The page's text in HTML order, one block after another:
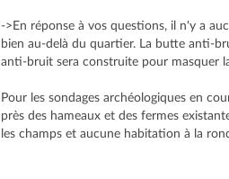
->En réponse à vos questions, il n'y a
bien au-delà du quartier. La butte anti-
anti-bruit sera construite pour masquer
Pour les sondages archéologiques en
près des hameaux et des fermes
les champs et aucune habitation à la